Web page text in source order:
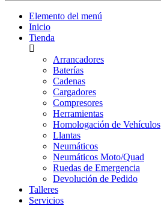
Elemento del menú
Inicio
Tienda
Arrancadores
Baterías
Cadenas
Cargadores
Compresores
Herramientas
Homologación de Vehículos
Llantas
Neumáticos
Neumáticos Moto/Quad
Ruedas de Emergencia
Devolución de Pedido
Talleres
Servicios